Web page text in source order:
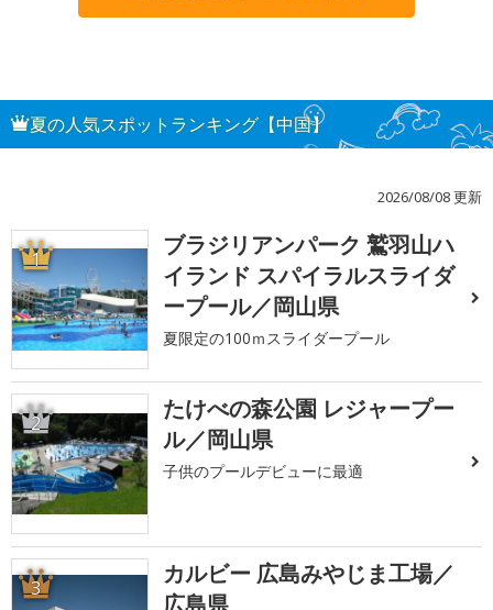
夏の人気スポットランキング【中国】
2026/08/08 更新
1
ブラジリアンパーク 鷲羽山ハ
イランド スパイラルスライダ
ープール／岡山県
夏限定の100ｍスライダープール
2
たけべの森公園 レジャープー
ル／岡山県
子供のプールデビューに最適
3
カルビー 広島みやじま工場／
広島県